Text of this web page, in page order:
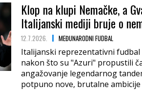
Klop na klupi Nemačke, a
Italijanski mediji bruje o
12.7.2026. MEĐUNARODNI FUDBAL
Italijanski reprezentativni
nakon što su "Azuri" propustili
angažovanje legendarnog
potpuno nove, brutalne